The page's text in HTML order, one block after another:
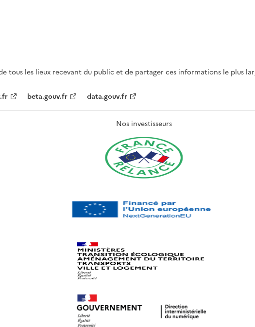
tous les lieux recevant du public et de partager ces informations le plus
beta.gouv.fr data.gouv.fr
Nos investisseurs